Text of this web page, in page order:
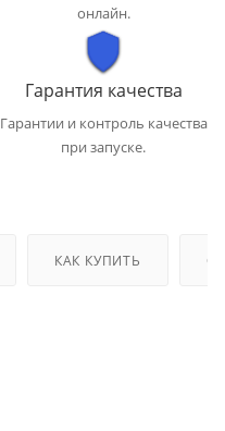
онлайн.
Гарантия качества
Гарантии и контроль качества
при запуске.
КАК КУПИТЬ